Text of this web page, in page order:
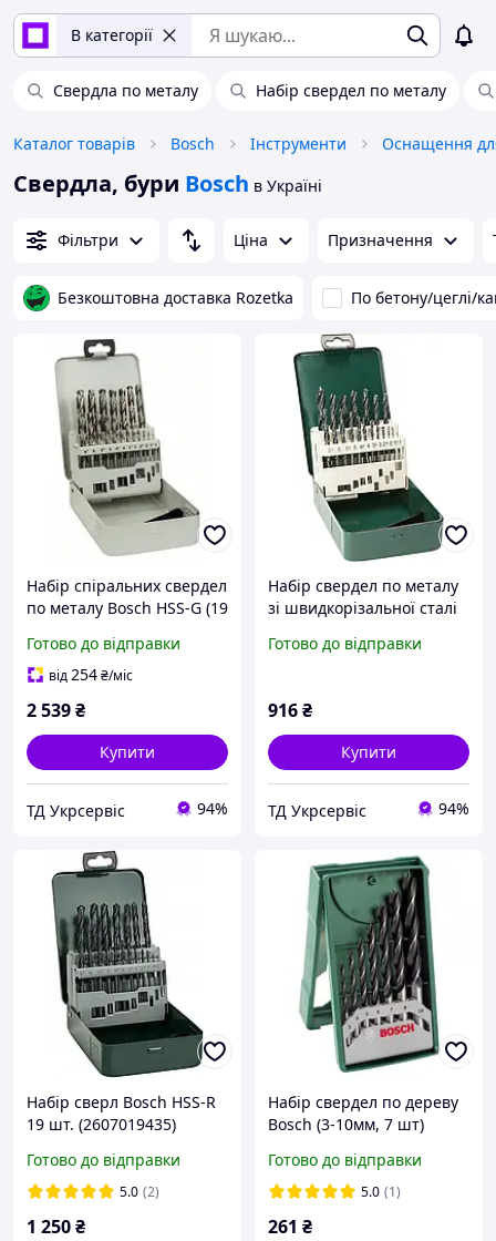
В категорії
Свердла по металу Набір свердел по металу
Каталог товарів Bosch Інструменти Оснащення
Свердла, бури Bosch в Україні
Фільтри Ціна Призначення
Безкоштовна доставка Rozetka По бетону/цеглі/
Набір спіральних свердел
по металу Bosch HSS-G (19
Готово до відправки
від254₴/міс
2 539₴
Купити
ТД Укрсервіс 94%
Набір свердел по металу
зі швидкорізальної сталі
(19 шт.) (2607019435)
Готово до відправки
916₴
Купити
ТД Укрсервіс 94%
Набір сверл Bosch HSS-R
19 шт. (2607019435)
Готово до відправки
5.0 (2)
1 250₴
Набір свердел по дереву
Bosch (3-10мм, 7 шт)
Готово до відправки
5.0 (1)
261 ₴